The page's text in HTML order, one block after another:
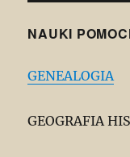
NAUKI
GENEALOGIA
GEOGRAFIA